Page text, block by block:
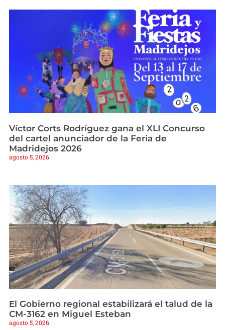
Víctor Corts Rodríguez gana el XLI Concurso
del cartel anunciador de la Feria de
Madridejos 2026
agosto 5, 2026
El Gobierno regional estabilizará el talud de la
CM-3162 en Miguel Esteban
agosto 5, 2026